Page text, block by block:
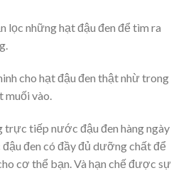
lọc những hạt đậu đen để tìm ra
cho hạt đậu đen thật nhừ trong
muối vào.
trực tiếp nước đậu đen hàng ngày
đen có đầy đủ dưỡng chất để
cơ thể bạn. Và hạn chế được sự